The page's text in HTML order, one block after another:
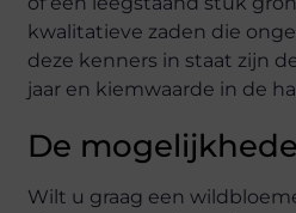
kwalitatieve zaden die
deze kenners in staat zijn
jaar en kiemwaarde in de
De
Wilt u graag een